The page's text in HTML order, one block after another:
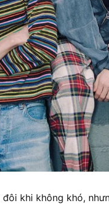
khi không khó,